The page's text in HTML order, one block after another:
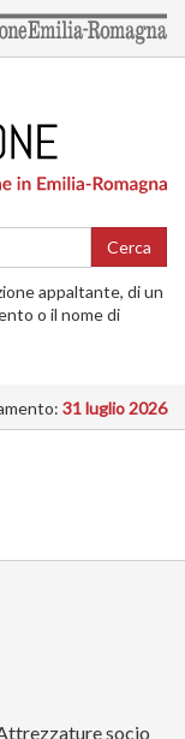
Cerca
appaltante, di un
o il nome di
31 luglio 2026
socio